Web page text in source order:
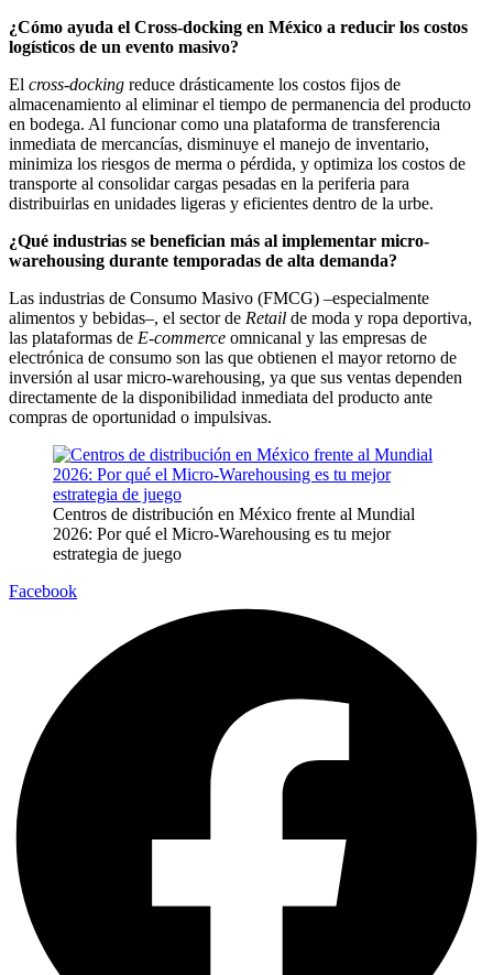
¿Cómo ayuda el Cross-docking en México a reducir los costos
logísticos de un evento masivo?
El cross-docking reduce drásticamente los costos fijos de
almacenamiento al eliminar el tiempo de permanencia del producto
en bodega. Al funcionar como una plataforma de transferencia
inmediata de mercancías, disminuye el manejo de inventario,
minimiza los riesgos de merma o pérdida, y optimiza los costos de
transporte al consolidar cargas pesadas en la periferia para
distribuirlas en unidades ligeras y eficientes dentro de la urbe.
¿Qué industrias se benefician más al implementar micro-
warehousing durante temporadas de alta demanda?
Las industrias de Consumo Masivo (FMCG) –especialmente
alimentos y bebidas–, el sector de Retail de moda y ropa deportiva,
las plataformas de E-commerce omnicanal y las empresas de
electrónica de consumo son las que obtienen el mayor retorno de
inversión al usar micro-warehousing, ya que sus ventas dependen
directamente de la disponibilidad inmediata del producto ante
compras de oportunidad o impulsivas.
Centros de distribución en México frente al Mundial
2026: Por qué el Micro-Warehousing es tu mejor
estrategia de juego
Facebook